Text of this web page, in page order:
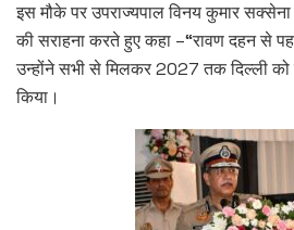
इस मौके पर उपराज्यपाल विनय कुमार
की सराहना करते हुए कहा –“रावण दहन से
उन्होंने सभी से मिलकर 2027 तक दिल्ली को
किया।